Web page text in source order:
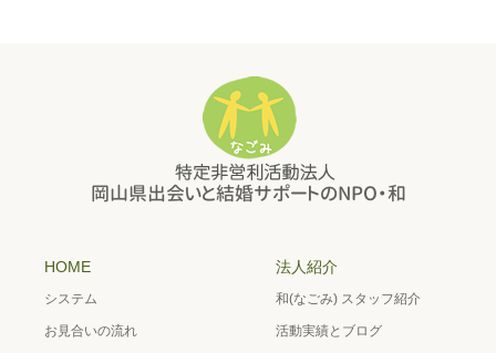
HOME
システム
お見合いの流れ
法人紹介
和(なごみ) スタッフ紹介
活動実績とブログ